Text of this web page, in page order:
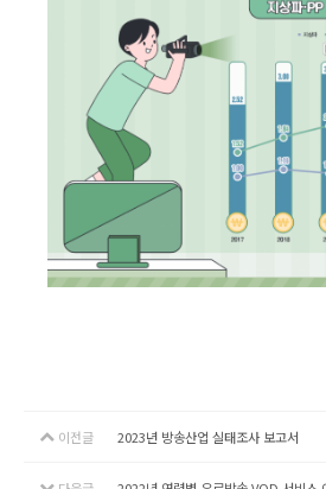
이전글 2023년 방송산업 실태조사 보고서